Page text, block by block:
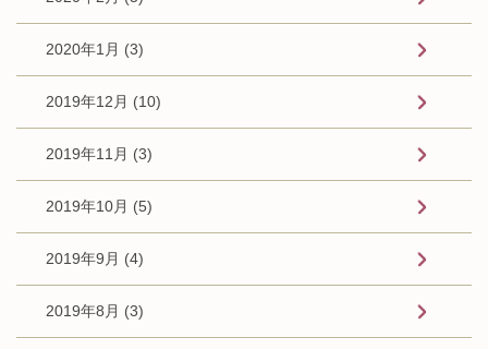
2020年1月 (3)
2019年12月 (10)
2019年11月 (3)
2019年10月 (5)
2019年9月 (4)
2019年8月 (3)